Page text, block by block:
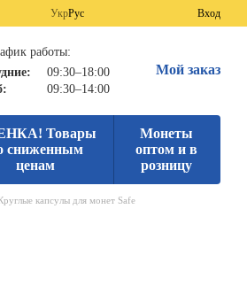
УкрРус Вход
работы:
09:30–18:00
09:30–14:00
Мой заказ
Товары
сниженным
ценам
Монеты
оптом и в
розницу
капсулы для монет Safe